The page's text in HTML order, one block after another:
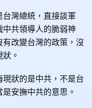
灣總統，直接談軍
共領導人的脆弱神
改變台灣的政策，沒
。
狀的是中共，不是台
安撫中共的意思。